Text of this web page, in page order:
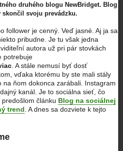
druhého blogu NewBridget. Blog
skončil svoju prevádzku.
follower je cenný. Veď jasné. Aj ja sa
pribudne. Je tu však jedna
autora už pri pár stovkách
potrebuje
. A stále nemusí byť dosť
vďaka ktorému by ste mali stály
ňom dokonca zarábali. Instagram
kanál. Je to sociálna sieť, čo
článku Blog na sociálnej
trend . A dnes sa dozviete k tejto